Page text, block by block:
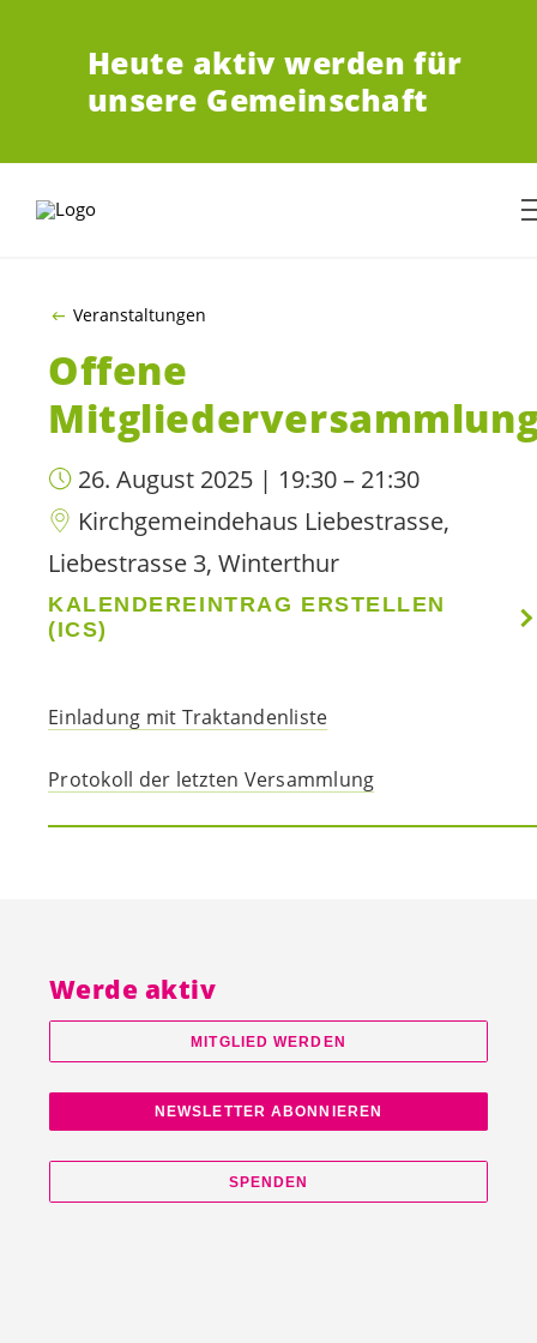
Heute aktiv werden für
unsere Gemeinschaft
Veranstaltungen
Offene
26. August 2025 | 19:30 – 21:30
Kirchgemeindehaus Liebestrasse,
Liebestrasse 3, Winterthur
KALENDEREINTRAG ERSTELLEN
(ICS)
Einladung mit Traktandenliste
Protokoll der letzten Versammlung
Werde aktiv
MITGLIED WERDEN
NEWSLETTER ABONNIEREN
SPENDEN